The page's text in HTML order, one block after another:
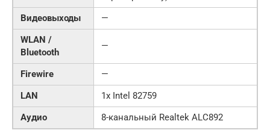
Видеовыходы
—
WLAN /
Bluetooth
—
Firewire
—
LAN
1x Intel 82759
Аудио
8-канальный Realtek ALC892